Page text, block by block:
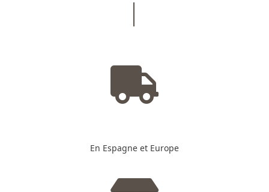
En Espagne et Europe